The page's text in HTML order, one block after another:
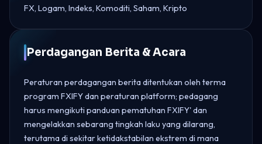
FX, Logam, Indeks, Komoditi, Saham, Kripto
Perdagangan Berita & Acara
Peraturan perdagangan berita ditentukan oleh terma
program FXIFY dan peraturan platform; pedagang
harus mengikuti panduan pematuhan FXIFY' dan
mengelakkan sebarang tingkah laku yang dilarang,
terutama di sekitar ketidakstabilan ekstrem di mana